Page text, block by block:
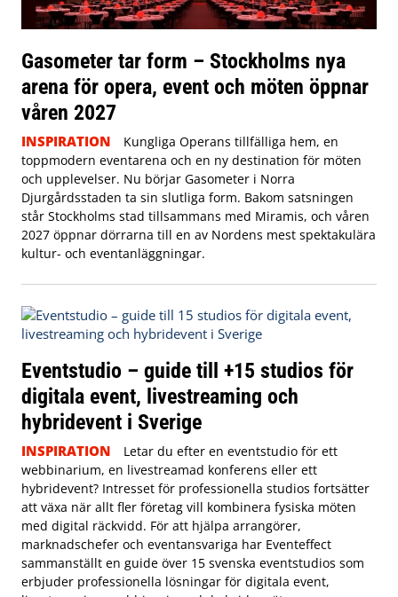
Gasometer tar form – Stockholms nya
arena för opera, event och möten öppnar
våren 2027
INSPIRATION
Kungliga Operans tillfälliga hem, en
toppmodern eventarena och en ny destination för möten
och upplevelser. Nu börjar Gasometer i Norra
Djurgårdsstaden ta sin slutliga form. Bakom satsningen
står Stockholms stad tillsammans med Miramis, och våren
2027 öppnar dörrarna till en av Nordens mest spektakulära
kultur- och eventanläggningar.
Eventstudio – guide till +15 studios för
digitala event, livestreaming och
hybridevent i Sverige
INSPIRATION
Letar du efter en eventstudio för ett
webbinarium, en livestreamad konferens eller ett
hybridevent? Intresset för professionella studios fortsätter
att växa när allt fler företag vill kombinera fysiska möten
med digital räckvidd. För att hjälpa arrangörer,
marknadschefer och eventansvariga har Eventeffect
sammanställt en guide över 15 svenska eventstudios som
erbjuder professionella lösningar för digitala event,